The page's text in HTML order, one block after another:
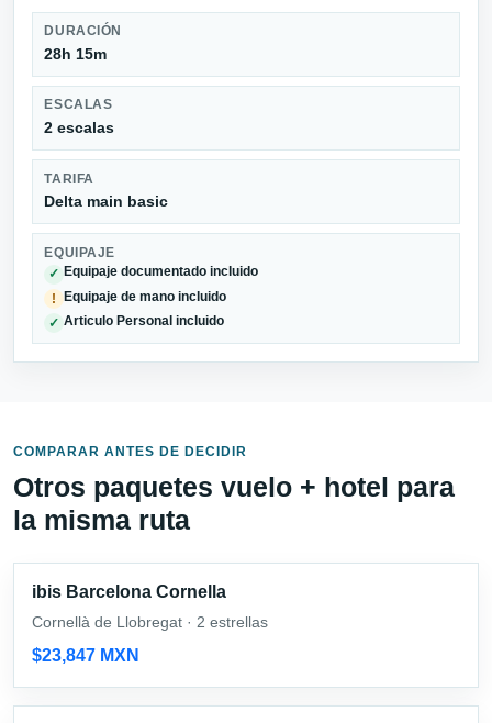
DURACIÓN
28h 15m
ESCALAS
2 escalas
TARIFA
Delta main basic
EQUIPAJE
✓ Equipaje documentado incluido
! Equipaje de mano incluido
✓ Articulo Personal incluido
COMPARAR ANTES DE DECIDIR
Otros paquetes vuelo + hotel para
la misma ruta
ibis Barcelona Cornella
Cornellà de Llobregat · 2 estrellas
$23,847 MXN